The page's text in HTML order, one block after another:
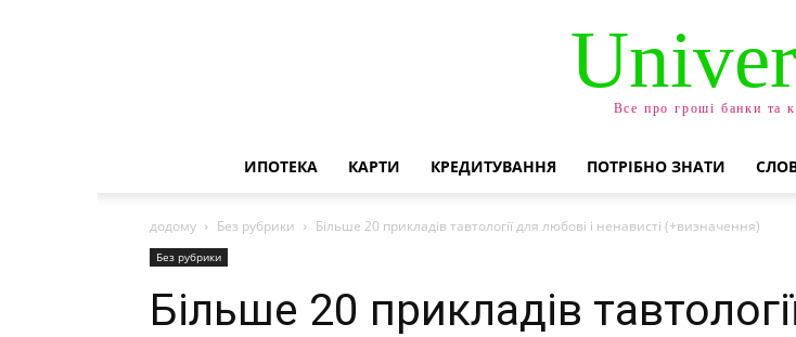
Все про гроші банки та
ИПОТЕКА КАРТИ КРЕДИТУВАННЯ ПОТРІБНО ЗНАТИ
додому Без рубрики Більше 20 прикладів тавтології для любові і ненависті (+визначення)
Без рубрики
Більше 20 прикладів